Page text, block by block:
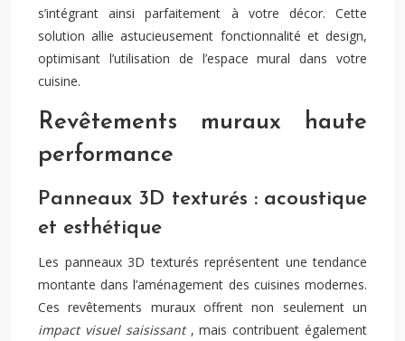
s’intégrant ainsi parfaitement à votre décor. Cette
solution allie astucieusement fonctionnalité et design,
optimisant l’utilisation de l’espace mural dans votre
cuisine.
Revêtements muraux haute
performance
Panneaux 3D texturés : acoustique
et esthétique
Les panneaux 3D texturés représentent une tendance
montante dans l’aménagement des cuisines modernes.
Ces revêtements muraux offrent non seulement un
impact visuel saisissant , mais contribuent également